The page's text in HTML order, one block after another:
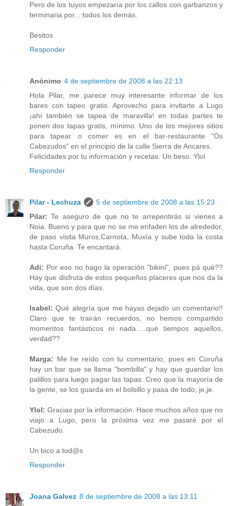
Pero de los tuyos empezaría por los callos con garbanzos y
terminaria por... todos los demás.
Besitos
Responder
Anónimo 4 de septiembre de 2008 a las 22:13
Hola Pilar, me parece muy interesante informar de los
bares con tapeo gratis. Aprovecho para invitarte a Lugo
¡ahí también se tapea de maravilla! en todas partes te
ponen dos tapas gratis, mínimo. Uno de los mejores sitios
para tapear o comer es en el bar-restaurante "Os
Cabezudos" en el principio de la calle Sierra de Ancares.
Felicidades por tu información y recetas. Un beso. Ylol
Responder
Pilar - Lechuza
5 de septiembre de 2008 a las 15:23
Pilar: Te aseguro de que no te arrepentirás si vienes a
Noia. Bueno y para que no se me enfaden los de alrededor,
de paso visita Muros,Carnota, Muxía y sube toda la costa
hasta Coruña. Te encantará.
Adi: Por eso no hago la operación "bikini", pues pá qué??
Hay que disfruta de estos pequeños placeres que nos da la
vida, que son dos días.
Isabel: Qué alegría que me hayas dejado un comentario!!
Claro que te trairán recuerdos, no hemos compartido
momentos fantásticos ni nada.....qué tiempos aquellos,
verdad??
Marga: Me he reído con tu comentario, pues en Coruña
hay un bar que se llama "bombilla" y hay que guardar los
palillos para luego pagar las tapas. Creo que la mayoría de
la gente, se los guarda en el bolsillo y pasa de todo, je,je.
Ylol: Gracias por la información. Hace muchos años que no
viajo a Lugo, pero la próxima vez me pasaré por el
Cabezudo.
Un bico a tod@s
Responder
Joana Galvez 8 de septiembre de 2008 a las 13:11